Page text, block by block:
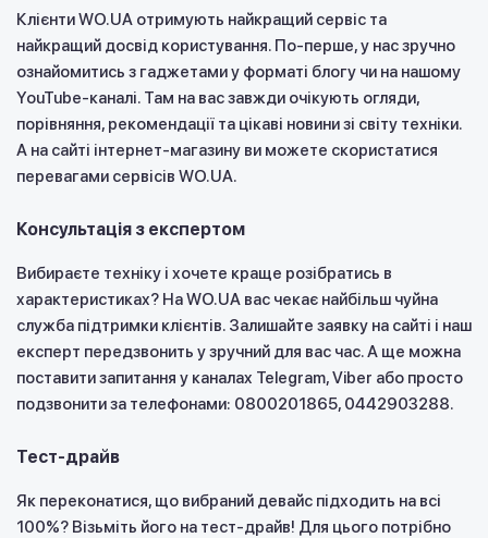
Клієнти WO.UA отримують найкращий сервіс та
найкращий досвід користування. По-перше, у нас зручно
ознайомитись з гаджетами у форматі блогу чи на нашому
YouTube-каналі. Там на вас завжди очікують огляди,
порівняння, рекомендації та цікаві новини зі світу техніки.
А на сайті інтернет-магазину ви можете скористатися
перевагами сервісів WO.UA.
Консультація з експертом
Вибираєте техніку і хочете краще розібратись в
характеристиках? На WO.UA вас чекає найбільш чуйна
служба підтримки клієнтів. Залишайте заявку на сайті і наш
експерт передзвонить у зручний для вас час. А ще можна
поставити запитання у каналах Telegram, Viber або просто
подзвонити за телефонами: 0800201865, 0442903288.
Тест-драйв
Як переконатися, що вибраний девайс підходить на всі
100%? Візьміть його на тест-драйв! Для цього потрібно